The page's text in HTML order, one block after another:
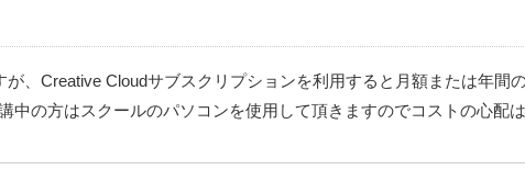
、Creative Cloudサブスクリプションを利用すると月額または年間
中の方はスクールのパソコンを使用して頂きますのでコストの心配